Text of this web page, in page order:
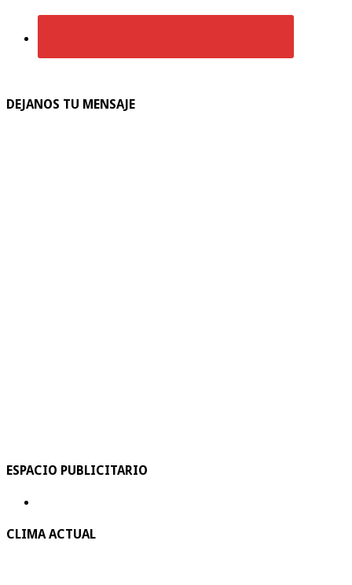
DEJANOS TU MENSAJE
ESPACIO PUBLICITARIO
CLIMA ACTUAL